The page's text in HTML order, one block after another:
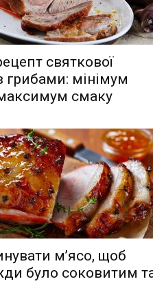
святкової
грибами: мінімум
смаку
м’ясо, щоб
було соковитим